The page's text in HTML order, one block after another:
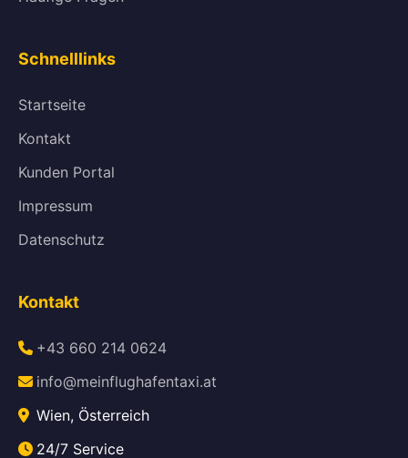
Schnelllinks
Startseite
Kontakt
Kunden Portal
Impressum
Datenschutz
Kontakt
+43 660 214 0624
info@meinflughafentaxi.at
Wien, Österreich
24/7 Service